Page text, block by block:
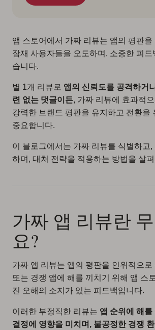
앱 스토어에서 가짜 리뷰는 앱의 평판을
잠재 사용자들을 오도하며, 소중한 피드
습니다.
별 1개 리뷰로 앱의 신뢰도를 공격하거
련 없는 댓글이든, 가짜 리뷰에 효과적
강력한 브랜드 평판을 유지하고 전환을
중요합니다.
이 블로그에서는 가짜 리뷰를 식별하고,
하며, 대처 전략을 적용하는 방법을 살
가짜 앱 리뷰란
요?
가짜 앱 리뷰는 앱의 평판을 인위적으로
또는 경쟁 앱에 해를 끼치기 위해 앱 스
진 오해의 소지가 있는 피드백입니다.
이러한 부정직한 리뷰는 앱 순위에 해
결정에 영향을 미치며, 불공정한 경쟁